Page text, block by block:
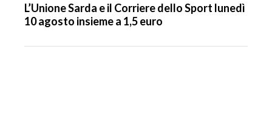
L’Unione Sarda e il Corriere dello Sport lunedì
10 agosto insieme a 1,5 euro